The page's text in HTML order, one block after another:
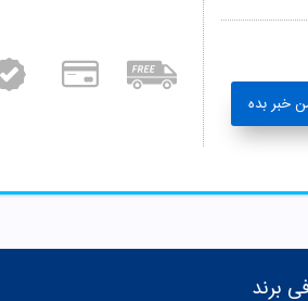
خبر بده
برند